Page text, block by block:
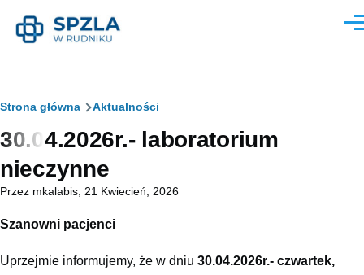
Ścieżka
nawigacyjna
Strona główna Aktualności
30.04.2026r.- laboratorium
nieczynne
Przez mkalabis , 21 Kwiecień, 2026
Szanowni pacjenci
Uprzejmie informujemy, że w dniu 30.04.2026r.- czwartek,